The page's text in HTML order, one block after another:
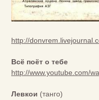
http://
Всё поёт о тебе
http://www.youtube.com/
Левкои (танго)